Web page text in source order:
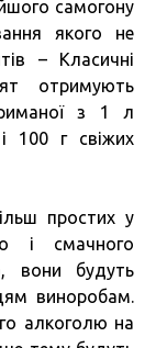
самогону
якого не
– Класичні
отримують
з 1 л
100 г свіжих
простих у
і смачного
вони будуть
виноробам.
алкоголю на